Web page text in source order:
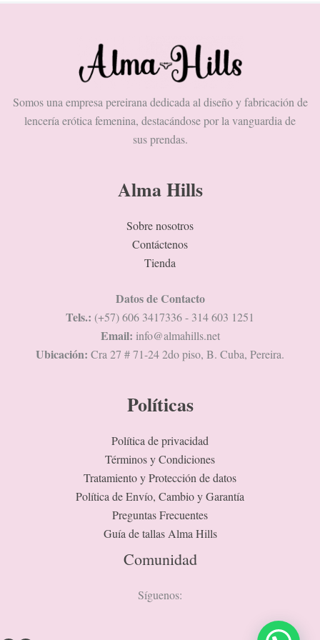
Somos una empresa pereirana dedicada al diseño y fabricación de
lencería erótica femenina, destacándose por la vanguardia de
sus prendas.
Alma Hills
Sobre nosotros
Contáctenos
Tienda
Datos de Contacto
Tels.: (+57) 606 3417336 - 314 603 1251
Email: info@almahills.net
Ubicación: Cra 27 # 71-24 2do piso, B. Cuba, Pereira.
Políticas
Política de privacidad
Términos y Condiciones
Tratamiento y Protección de datos
Política de Envío, Cambio y Garantía
Preguntas Frecuentes
Guía de tallas Alma Hills
Comunidad
Síguenos: